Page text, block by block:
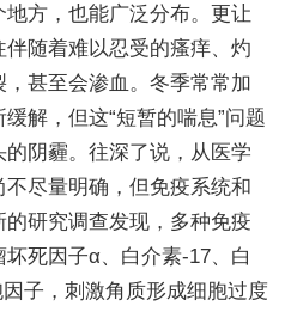
方，也能广泛分布。更让
随着难以忍受的瘙痒、灼
甚至会渗血。冬季常常加
解，但这“短暂的喘息”问题
阴霾。往深了说，从医学
尽量明确，但免疫系统和
研究调查发现，多种免疫
死因子α、白介素-17、白
子，刺激角质形成细胞过度